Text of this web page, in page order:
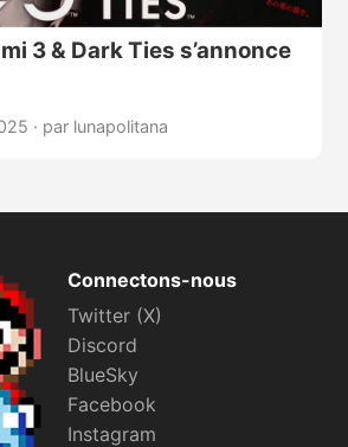
3 & Dark Ties s’annonce
· par lunapolitana
Connectons-nous
Twitter (X)
Discord
BlueSky
Facebook
Instagram